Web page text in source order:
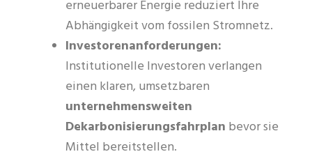
erneuerbarer Energie reduziert Ihre
Abhängigkeit vom fossilen Stromnetz.
Investorenanforderungen:
Institutionelle Investoren verlangen
einen klaren, umsetzbaren
unternehmensweiten
Dekarbonisierungsfahrplan bevor sie
Mittel bereitstellen.